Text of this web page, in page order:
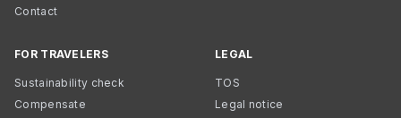
Contact
FOR TRAVELERS
Sustainability check
Compensate
LEGAL
TOS
Legal notice